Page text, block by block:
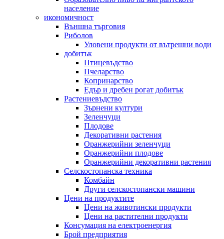
население
икономичност
Външна търговия
Риболов
Уловени продукти от вътрешни води
добитък
Птицевъдство
Пчеларство
Копринарство
Едър и дребен рогат добитък
Растениевъдство
Зърнени култури
Зеленчуци
Плодове
Декоративни растения
Оранжерийни зеленчуци
Оранжерийни плодове
Оранжерийни декоративни растения
Селскостопанска техника
Комбайн
Други селскостопански машини
Цени на продуктите
Цени на животински продукти
Цени на растителни продукти
Консумация на електроенергия
Брой предприятия